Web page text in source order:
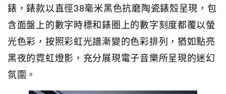
錶，錶款以直徑38毫米黑色抗磨陶瓷錶殼呈現，包
含面盤上的數字時標和錶圈上的數字刻度都覆以螢
光色彩，按照彩虹光譜漸變的色彩排列，猶如點亮
黑夜的霓虹燈影，充分展現電子音樂所呈現的迷幻
氛圍。